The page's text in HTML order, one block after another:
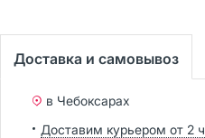
Доставка и самовывоз
в Чебоксарах
Доставим курьером от 2